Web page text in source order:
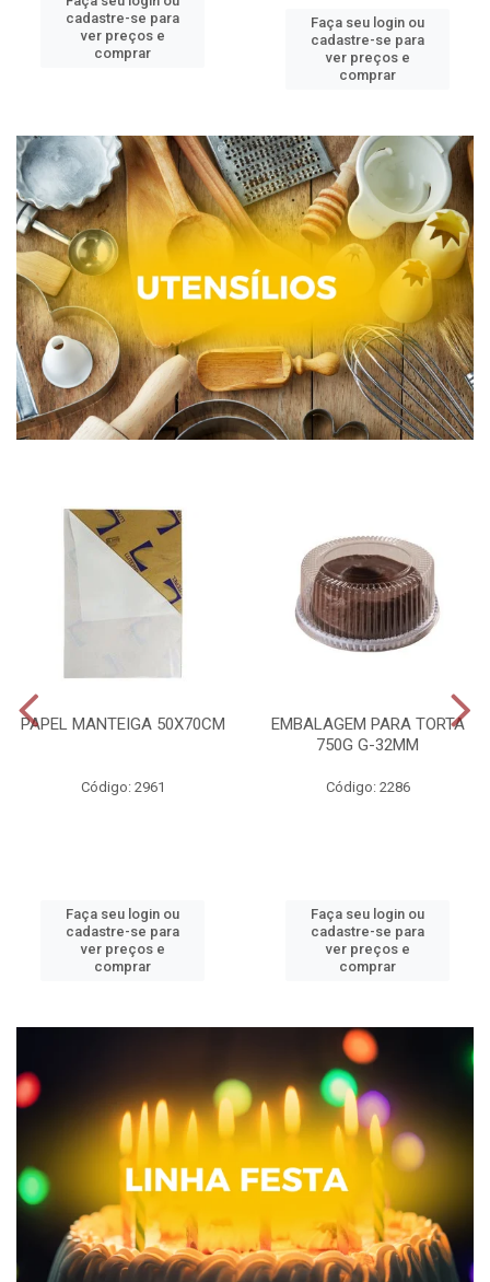
cadastre-se para
ver preços e
comprar
Faça seu login ou
cadastre-se para
ver preços e
comprar
PAPEL MANTEIGA 50X70CM
Código: 2961
Faça seu login ou
cadastre-se para
ver preços e
comprar
EMBALAGEM PARA TORTA
750G G-32MM
Código: 2286
Faça seu login ou
cadastre-se para
ver preços e
comprar